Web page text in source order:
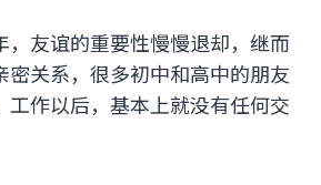
，友谊的重要性慢慢退却，继而
密关系，很多初中和高中的朋友
工作以后，基本上就没有任何交